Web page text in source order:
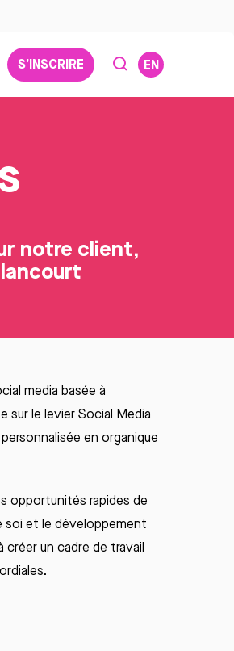
S’INSCRIRE EN
notre client,
media basée à
sur le levier Social Media
en organique
opportunités rapides de
soi et le développement
créerun cadre de travail
.